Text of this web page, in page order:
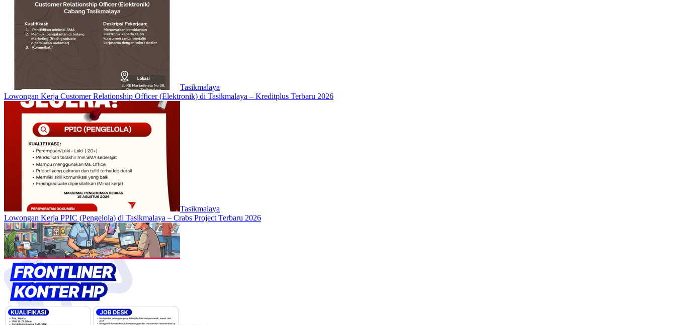
Tasikmalaya
Lowongan Kerja Customer Relationship Officer (Elektronik) di Tasikmalaya – Kreditplus Terbaru 2026
Tasikmalaya
Lowongan Kerja PPIC (Pengelola) di Tasikmalaya – Crabs Project Terbaru 2026